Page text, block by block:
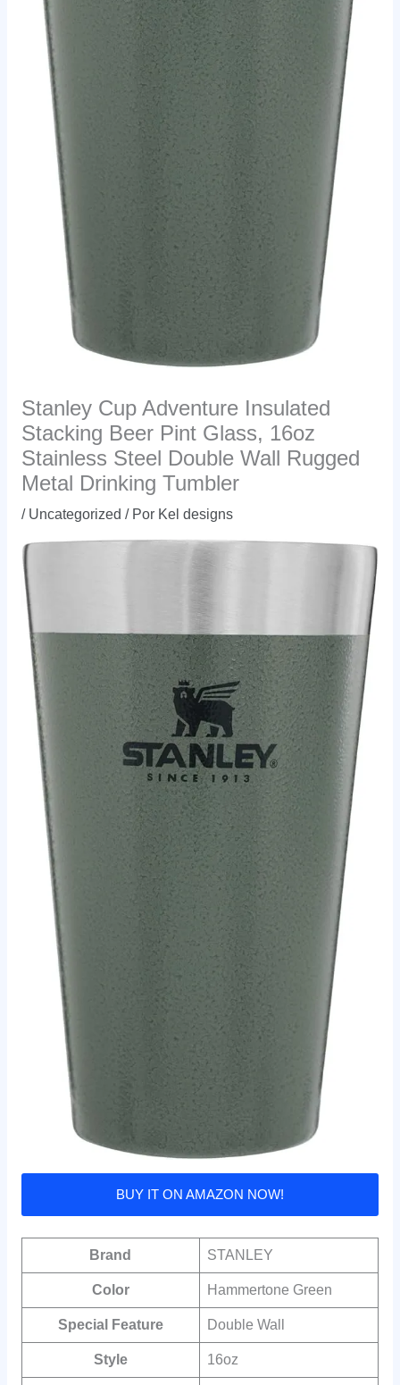
Stanley Cup Adventure Insulated
Stacking Beer Pint Glass, 16oz
Stainless Steel Double Wall Rugged
Metal Drinking Tumbler
/ Uncategorized / Por Kel designs
BUY IT ON AMAZON NOW!
Brand ‎STANLEY
Color ‎Hammertone Green
Special Feature ‎Double Wall
Style ‎16oz